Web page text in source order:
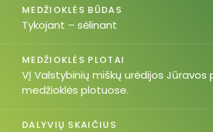
MEDŽIOKLĖS BŪDAS
Tykojant – sėlinant
MEDŽIOKLĖS PLOTAI
VĮ Valstybinių miškų urėdijos Jūravos
medžioklės plotuose.
DALYVIŲ SKAIČIUS